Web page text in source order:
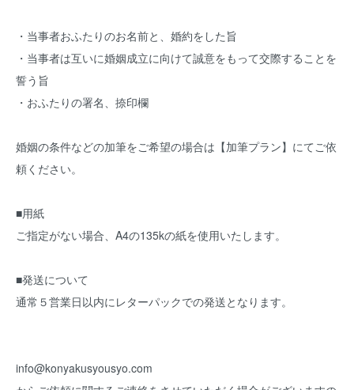
・当事者おふたりのお名前と、婚約をした旨
・当事者は互いに婚姻成立に向けて誠意をもって交際することを
誓う旨
・おふたりの署名、捺印欄
婚姻の条件などの加筆をご希望の場合は【加筆プラン】にてご依
頼ください。
■用紙
ご指定がない場合、A4の135kの紙を使用いたします。
■発送について
通常５営業日以内にレターパックでの発送となります。
info@konyakusyousyo.com